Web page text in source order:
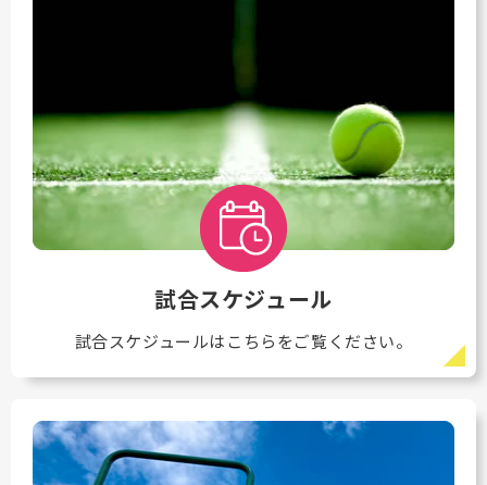
試合スケジュール
試合スケジュールはこちらをご覧ください。